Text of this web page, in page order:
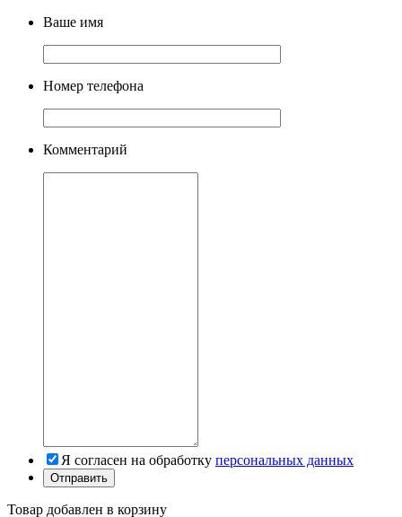
Ваше имя
Номер телефона
Комментарий
Я согласен на обработку персональных данных
Товар добавлен в корзину